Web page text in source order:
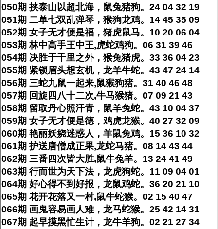
050期 挟泰山以超北海，鼠兔猪狗。24 04 32 19
051期 二单七双乱弹琴，猴狗龙鸡。14 45 35 09
052期 女子无才便是福，猪虎鼠马。10 20 06 04
053期 林中高手王中王,虎蛇鸡狗。06 31 39 46
054期 决胜于千里之外，猴兔猪虎。33 36 04 23
055期 紧锁眉头想玄机，龙羊牛蛇。43 47 24 14
056期 三蛇九鼠一起来,鼠猴狗猪。31 40 46 48
057期 回旋四八十二次,牛马猴猪。07 09 21 43
058期 留取丹心照汗青，鼠羊兔蛇。43 10 04 37
059期 女子无才便是德，鸡虎龙猴。40 27 32 09
060期 艳丽妖娆迷惑人，羊鼠兔鸡。15 36 10 32
061期 护送唐僧成正果,龙蛇马猪。08 14 43 44
062期 三番四次皆大胜,鼠牛兔羊。13 24 41 49
063期 行而世为天下法，龙虎狗蛇。11 09 04 01
064期 好心得不到好报，龙鼠鸡蛇。36 20 21 10
065期 花开花落又一村,鼠牛蛇猴。02 15 40 47
066期 画鬼容易画人难，龙马蛇猴。25 42 14 31
067期 起早摸黑忙生计，龙牛羊狗。02 21 27 34